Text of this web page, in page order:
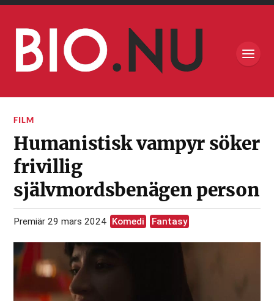
FILM
Humanistisk vampyr söker
frivillig
självmordsbenägen person
Premiär 29 mars 2024 Komedi Fantasy